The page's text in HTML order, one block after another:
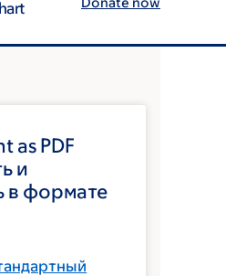
as PDF
и
в формате